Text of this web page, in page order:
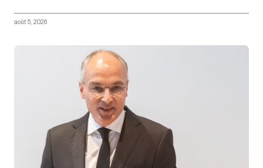
août 5, 2026